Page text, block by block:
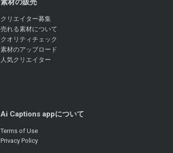
素材の販売
クリエイター募集
売れる素材について
クオリティチェック
素材のアップロード
人気クリエイター
Ai Captions appについて
Terms of Use
Privacy Policy